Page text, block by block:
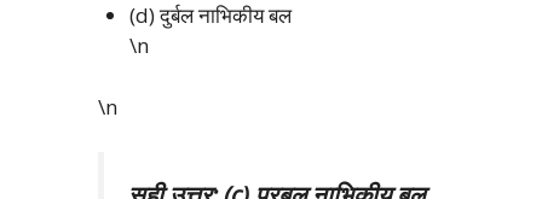
(d) दुर्बल नाभिकीय बल
\n
\n